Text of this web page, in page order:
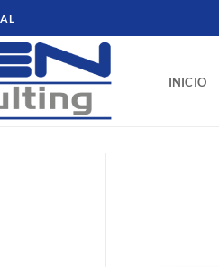
INICIO